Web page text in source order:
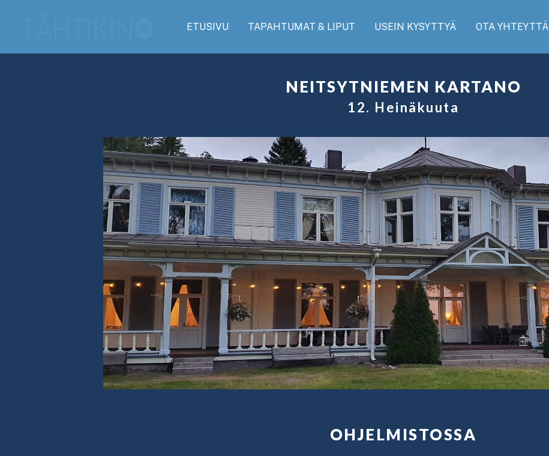
ETUSIVU TAPAHTUMAT & LIPUT USEIN KYSYTTYÄ OTA YHTEYTTÄ
NEITSYTNIEMEN KARTANO
12. Heinäkuuta
OHJELMISTOSSA